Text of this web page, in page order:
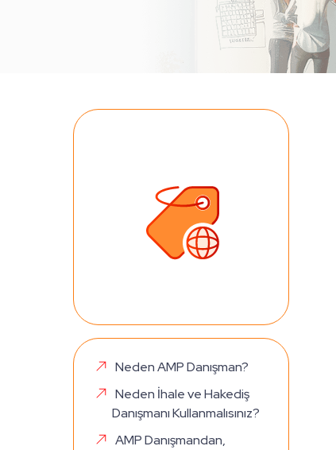
Neden AMP Danışman?
Neden İhale ve Hakediş
Danışmanı Kullanmalısınız?
AMP Danışmandan,